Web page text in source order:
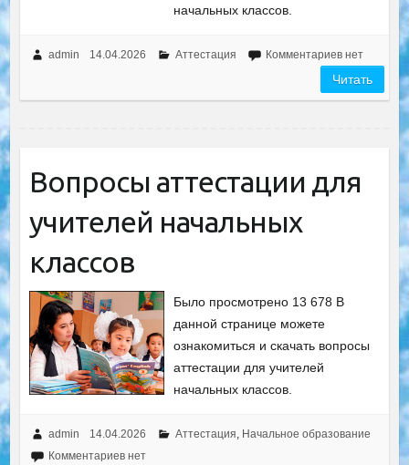
начальных классов.
admin 14.04.2026 Аттестация Комментариев нет
Читать
Вопросы аттестации для
учителей начальных
классов
Было просмотрено 13 678 В
данной странице можете
ознакомиться и скачать вопросы
аттестации для учителей
начальных классов.
admin 14.04.2026 Аттестация, Начальное образование
Комментариев нет